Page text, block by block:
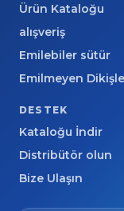
Ürün Kataloğu
alışveriş
Emilebiler sütür
Emilmeyen
DESTEK
Kataloğu İndir
Distribütör olun
Bize Ulaşın